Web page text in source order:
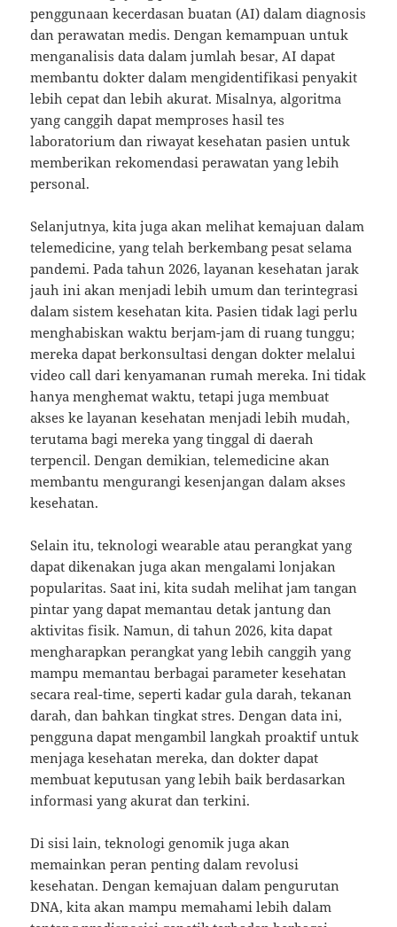
penggunaan kecerdasan buatan (AI) dalam diagnosis
dan perawatan medis. Dengan kemampuan untuk
menganalisis data dalam jumlah besar, AI dapat
membantu dokter dalam mengidentifikasi penyakit
lebih cepat dan lebih akurat. Misalnya, algoritma
yang canggih dapat memproses hasil tes
laboratorium dan riwayat kesehatan pasien untuk
memberikan rekomendasi perawatan yang lebih
personal.
Selanjutnya, kita juga akan melihat kemajuan dalam
telemedicine, yang telah berkembang pesat selama
pandemi. Pada tahun 2026, layanan kesehatan jarak
jauh ini akan menjadi lebih umum dan terintegrasi
dalam sistem kesehatan kita. Pasien tidak lagi perlu
menghabiskan waktu berjam-jam di ruang tunggu;
mereka dapat berkonsultasi dengan dokter melalui
video call dari kenyamanan rumah mereka. Ini tidak
hanya menghemat waktu, tetapi juga membuat
akses ke layanan kesehatan menjadi lebih mudah,
terutama bagi mereka yang tinggal di daerah
terpencil. Dengan demikian, telemedicine akan
membantu mengurangi kesenjangan dalam akses
kesehatan.
Selain itu, teknologi wearable atau perangkat yang
dapat dikenakan juga akan mengalami lonjakan
popularitas. Saat ini, kita sudah melihat jam tangan
pintar yang dapat memantau detak jantung dan
aktivitas fisik. Namun, di tahun 2026, kita dapat
mengharapkan perangkat yang lebih canggih yang
mampu memantau berbagai parameter kesehatan
secara real-time, seperti kadar gula darah, tekanan
darah, dan bahkan tingkat stres. Dengan data ini,
pengguna dapat mengambil langkah proaktif untuk
menjaga kesehatan mereka, dan dokter dapat
membuat keputusan yang lebih baik berdasarkan
informasi yang akurat dan terkini.
Di sisi lain, teknologi genomik juga akan
memainkan peran penting dalam revolusi
kesehatan. Dengan kemajuan dalam pengurutan
DNA, kita akan mampu memahami lebih dalam